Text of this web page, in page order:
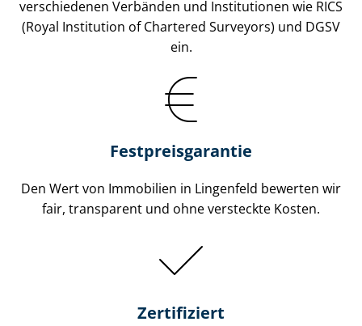
verschiedenen Verbänden und Institutionen wie RICS
(Royal Institution of Chartered Surveyors) und DGSV
ein.
Festpreis​garantie
Den Wert von Immobilien in Lingenfeld bewerten wir
fair, transparent und ohne versteckte Kosten.
Zertifiziert